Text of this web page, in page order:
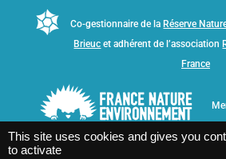
Co-gestionnaire de la Réserve
Brieuc et adhérent de l’association
France
This site uses cookies and gives you
to activate